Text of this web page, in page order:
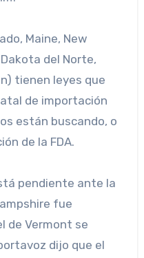
Maine, New
del Norte,
tienen leyes que
de importación
están buscando, o
de la FDA.
pendiente ante la
fue
de Vermont se
dijo que el